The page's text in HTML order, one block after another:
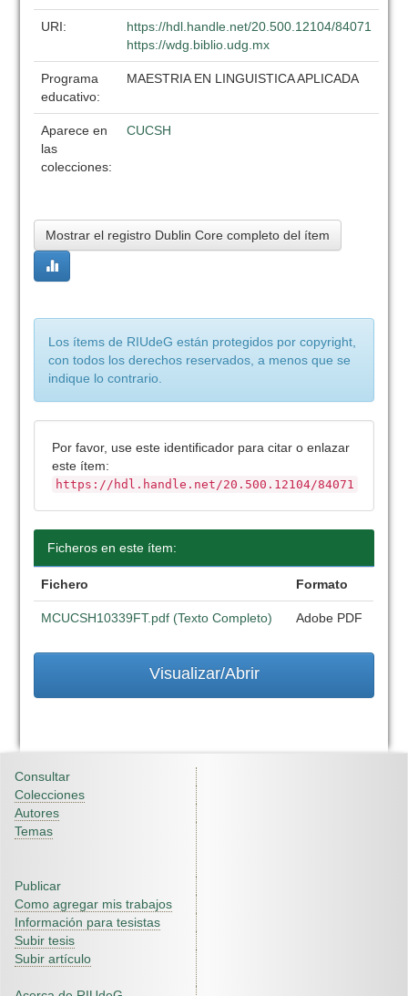
URI:
https://hdl.handle.net/20.500.12104/84071
https://wdg.biblio.udg.mx
Programa
educativo:
MAESTRIA EN LINGUISTICA APLICADA
Aparece en
las
colecciones:
CUCSH
Mostrar el registro Dublin Core completo del ítem
Los ítems de RIUdeG están protegidos por copyright,
con todos los derechos reservados, a menos que se
indique lo contrario.
Por favor, use este identificador para citar o enlazar
este ítem:
https://hdl.handle.net/20.500.12104/84071
Ficheros en este ítem:
Fichero Formato
MCUCSH10339FT.pdf (Texto Completo) Adobe PDF
Visualizar/Abrir
Consultar
Colecciones
Autores
Temas
Publicar
Como agregar mis trabajos
Información para tesistas
Subir tesis
Subir artículo